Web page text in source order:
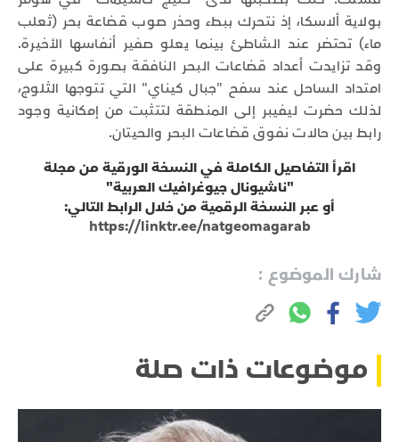
بولاية ألاسكا، إذ نتحرك ببطء وحذر صوب قضاعة بحر (ثعلب
ماء) تحتضر عند الشاطئ بينما يعلو صفير أنفاسها الأخيرة.
وقد تزايدت أعداد قضاعات البحر النافقة بصورة كبيرة على
امتداد الساحل عند سفح "جبال كيناي" التي تتوجها الثلوج،
لذلك حضرت ليفيبر إلى المنطقة لتتثبت من إمكانية وجود
رابط بين حالات نفوق قضاعات البحر والحيتان.
اقرأ التفاصيل الكاملة في النسخة الورقية من مجلة
"ناشيونال جيوغرافيك العربية"
أو عبر النسخة الرقمية من خلال الرابط التالي:
https://linktr.ee/natgeomagarab
شارك الموضوع :
موضوعات ذات صلة